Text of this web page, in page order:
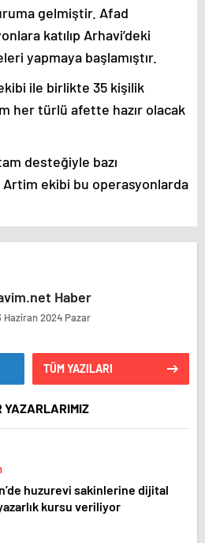
Haber
Haziran 2024 Pazar
TÜM YAZILARI
YAZARLARIMIZ
huzurevi sakinlerine dijital
kursu veriliyor
gelmiştir. Afad
katılıp Arhavi’deki
yapmaya başlamıştır.
ile birlikte 35 kişilik
her türlü afette hazır olacak
desteğiyle bazı
Artim ekibi bu operasyonlarda